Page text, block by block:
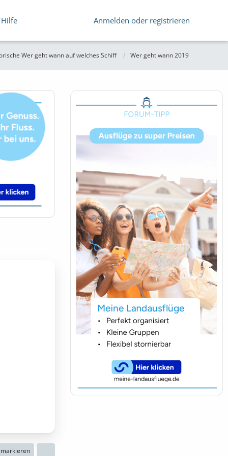
Hilfe Anmelden oder registrieren
Wer geht wann auf welches Schiff Wer geht wann 2019